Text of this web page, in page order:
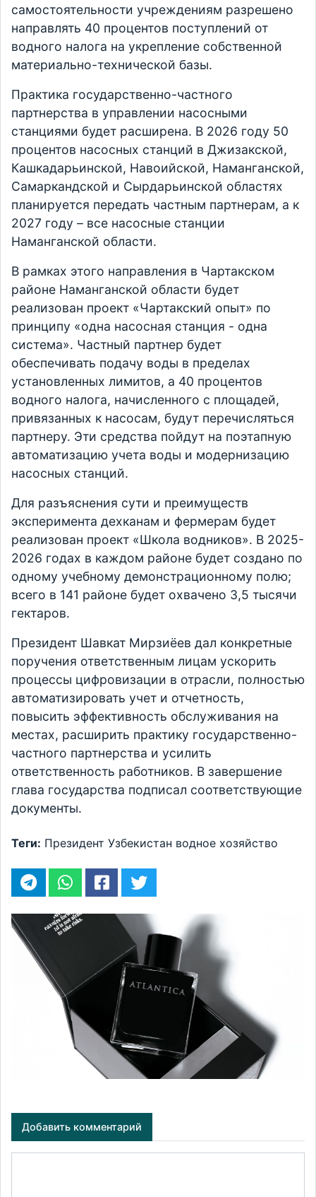
самостоятельности учреждениям разрешено
направлять 40 процентов поступлений от
водного налога на укрепление собственной
материально-технической базы.
Практика государственно-частного
партнерства в управлении насосными
станциями будет расширена. В 2026 году 50
процентов насосных станций в Джизакской,
Кашкадарьинской, Навоийской, Наманганской,
Самаркандской и Сырдарьинской областях
планируется передать частным партнерам, а к
2027 году – все насосные станции
Наманганской области.
В рамках этого направления в Чартакском
районе Наманганской области будет
реализован проект «Чартакский опыт» по
принципу «одна насосная станция - одна
система». Частный партнер будет
обеспечивать подачу воды в пределах
установленных лимитов, а 40 процентов
водного налога, начисленного с площадей,
привязанных к насосам, будут перечисляться
партнеру. Эти средства пойдут на поэтапную
автоматизацию учета воды и модернизацию
насосных станций.
Для разъяснения сути и преимуществ
эксперимента дехканам и фермерам будет
реализован проект «Школа водников». В 2025-
2026 годах в каждом районе будет создано по
одному учебному демонстрационному полю;
всего в 141 районе будет охвачено 3,5 тысячи
гектаров.
Президент Шавкат Мирзиёев дал конкретные
поручения ответственным лицам ускорить
процессы цифровизации в отрасли, полностью
автоматизировать учет и отчетность,
повысить эффективность обслуживания на
местах, расширить практику государственно-
частного партнерства и усилить
ответственность работников. В завершение
глава государства подписал соответствующие
документы.
Теги: Президент Узбекистан водное хозяйство
Добавить комментарий